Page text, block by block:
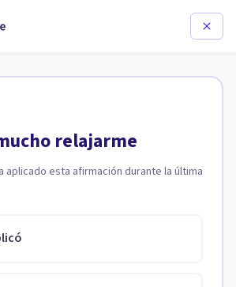
relajarme
aplicado esta afirmación durante la última